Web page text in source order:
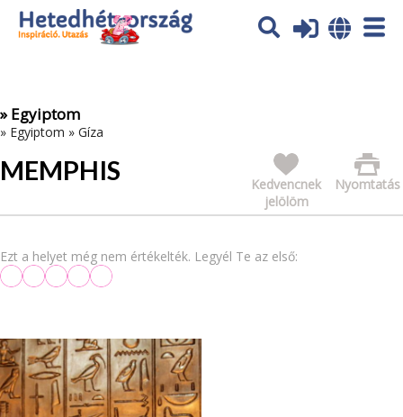
Az oldal sütiket (cookies) használ. További tájékoztatás itt:
Adatvédelmi tájékoztató
» Egyiptom
» Egyiptom » Gíza
MEMPHIS Nyomtatás
Kedvencnek
jelölöm
Ezt a helyet még nem értékelték. Legyél Te az első: